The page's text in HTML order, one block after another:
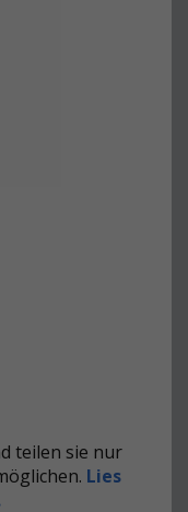
teilen sie nur
Lies